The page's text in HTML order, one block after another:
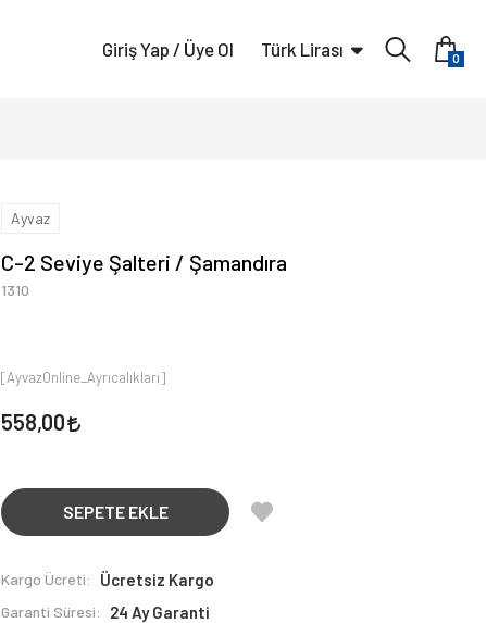
Giriş Yap / Üye Ol Türk Lirası 0
Ayvaz
C-2 Seviye Şalteri / Şamandıra
1310
[AyvazOnline_Ayrıcalıkları]
558,00
SEPETE EKLE
Kargo Ücreti: Ücretsiz Kargo
Garanti Süresi: 24 Ay Garanti